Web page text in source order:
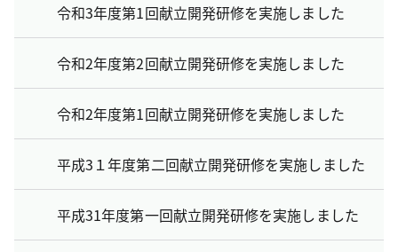
令和3年度第1回献立開発研修を実施しました
令和2年度第2回献立開発研修を実施しました
令和2年度第1回献立開発研修を実施しました
平成3１年度第二回献立開発研修を実施しました
平成31年度第一回献立開発研修を実施しました